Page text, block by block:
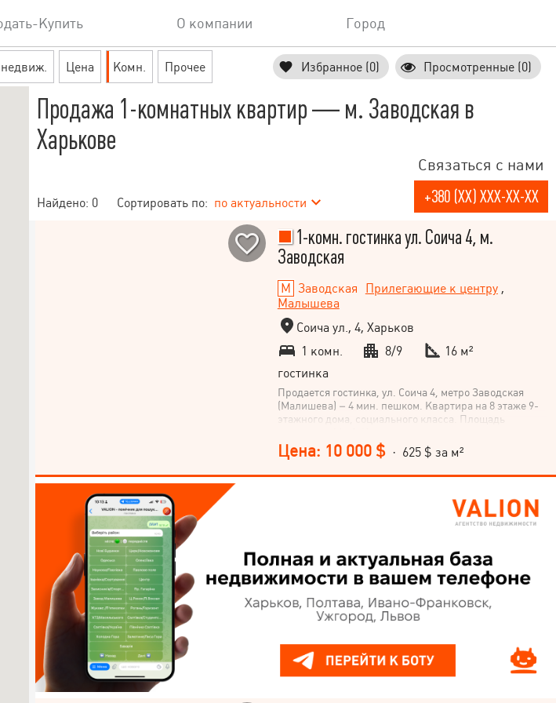
Купить О компании Город
Цена Комн. Прочее Избранное (0) Просмотренные (0)
Продажа 1-комнатных квартир — м. Заводская в
Харькове
Найдено: 0 Сортировать по: по актуальности
Связаться с нами
+380 (XX) XXX-XX-XX
1-комн. гостинка ул. Соича 4, м.
Заводская
Заводская Прилегающие к центру,
Малышева
Соича ул., 4, Харьков
1 комн.
8/9
16 м²
гостинка
Продается гостинка, ул. Соича 4, метро Заводская
(Малишева) – 4 мин. пешком. Квартира на 8 этаже 9-
этажного дома, социального класса. Площадь
пластиковое окно, металлическая дверь. Блок на 4
комнаты, в блоке душ, туалет и 2 умывальника.
Подъезд чист, закрывается на домофон, лифт
Цена: 10 000 $· 625 $ за м²